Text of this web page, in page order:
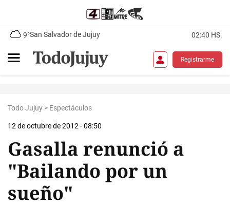
9°San Salvador de Jujuy 02:40 HS.
Registrarme
Todo Jujuy > Espectáculos
12 de octubre de 2012 - 08:50
Gasalla renunció a
"Bailando por un
sueño"